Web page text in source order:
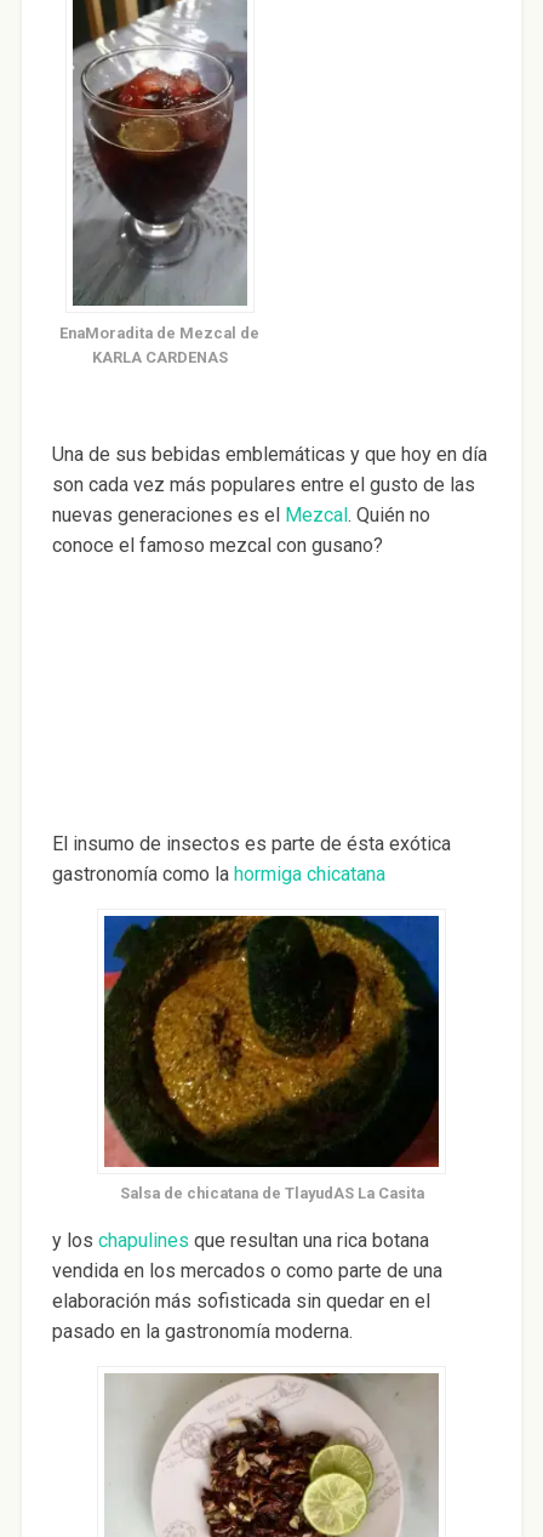
EnaMoradita de Mezcal de
KARLA CARDENAS
Una de sus bebidas emblemáticas y que hoy en día
son cada vez más populares entre el gusto de las
nuevas generaciones es el Mezcal. Quién no
conoce el famoso mezcal con gusano?
El insumo de insectos es parte de ésta exótica
gastronomía como la hormiga chicatana
Salsa de chicatana de TlayudAS La Casita
y los chapulines que resultan una rica botana
vendida en los mercados o como parte de una
elaboración más sofisticada sin quedar en el
pasado en la gastronomía moderna.